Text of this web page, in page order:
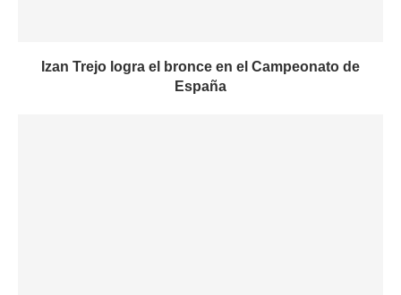
Izan Trejo logra el bronce en el Campeonato de
España